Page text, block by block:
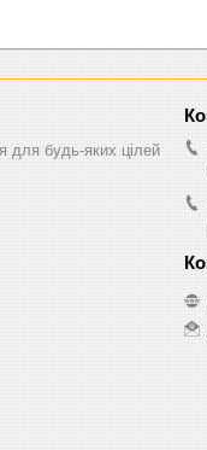
для будь-яких цілей